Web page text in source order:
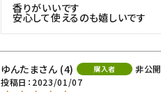
香りがいいです
安心して使えるのも嬉しいです
ゆんたま 4 購入者
非公開
投稿日
2023/01/07